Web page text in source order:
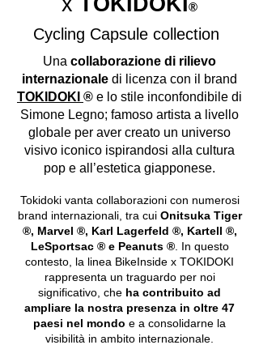
®
Cycling Capsule collection
Una collaborazione di rilievo
internazionale di licenza con il brand
TOKIDOKI ® e lo stile inconfondibile di
Simone Legno; famoso artista a livello
globale per aver creato un universo
visivo iconico ispirandosi alla cultura
pop e all’estetica giapponese.
Tokidoki vanta collaborazioni con numerosi
brand internazionali, tra cui Onitsuka Tiger
®, Marvel ®, Karl Lagerfeld ®, Kartell ®,
LeSportsac ® e Peanuts ®. In questo
contesto, la linea BikeInside x TOKIDOKI
rappresenta un traguardo per noi
significativo, che ha contribuito ad
ampliare la nostra presenza in oltre 47
paesi nel mondo e a consolidarne la
visibilità in ambito internazionale.